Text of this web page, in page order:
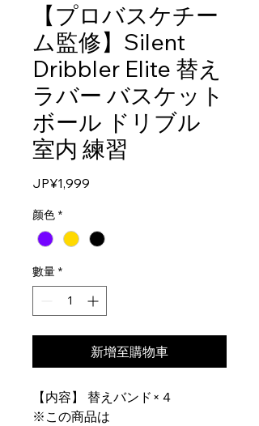
【プロバスケチー
ム監修】Silent
Dribbler Elite 替え
ラバー バスケット
ボール ドリブル
室内 練習
JP¥1,999
颜色 *
數量 *
新增至購物車
【内容】 替えバンド×４
※この商品は